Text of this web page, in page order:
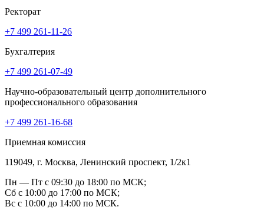
Ректорат
+7 499 261-11-26
Бухгалтерия
+7 499 261-07-49
Научно-образовательный центр дополнительного
профессионального образования
+7 499 261-16-68
Приемная комиссия
119049, г. Москва, Ленинский проспект, 1/2к1
Пн — Пт с 09:30 до 18:00 по МСК;
Сб с 10:00 до 17:00 по МСК;
Вс с 10:00 до 14:00 по МСК.